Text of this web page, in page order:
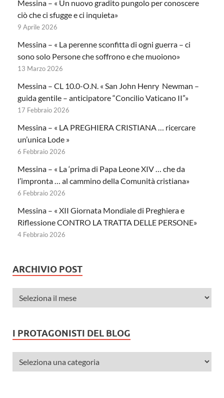
Messina – « Un nuovo gradito pungolo per conoscere
ciò che ci sfugge e ci inquieta»
9 Aprile 2026
Messina – « La perenne sconfitta di ogni guerra – ci
sono solo Persone che soffrono e che muoiono»
13 Marzo 2026
Messina – CL 10.0-O.N. « San John Henry Newman –
guida gentile – anticipatore “Concilio Vaticano II”»
17 Febbraio 2026
Messina – « LA PREGHIERA CRISTIANA … ricercare
un’unica Lode »
6 Febbraio 2026
Messina – « La ‘prima di Papa Leone XIV … che da
l’impronta … al cammino della Comunità cristiana»
6 Febbraio 2026
Messina – « XII Giornata Mondiale di Preghiera e
Riflessione CONTRO LA TRATTA DELLE PERSONE»
4 Febbraio 2026
ARCHIVIO POST
I PROTAGONISTI DEL BLOG